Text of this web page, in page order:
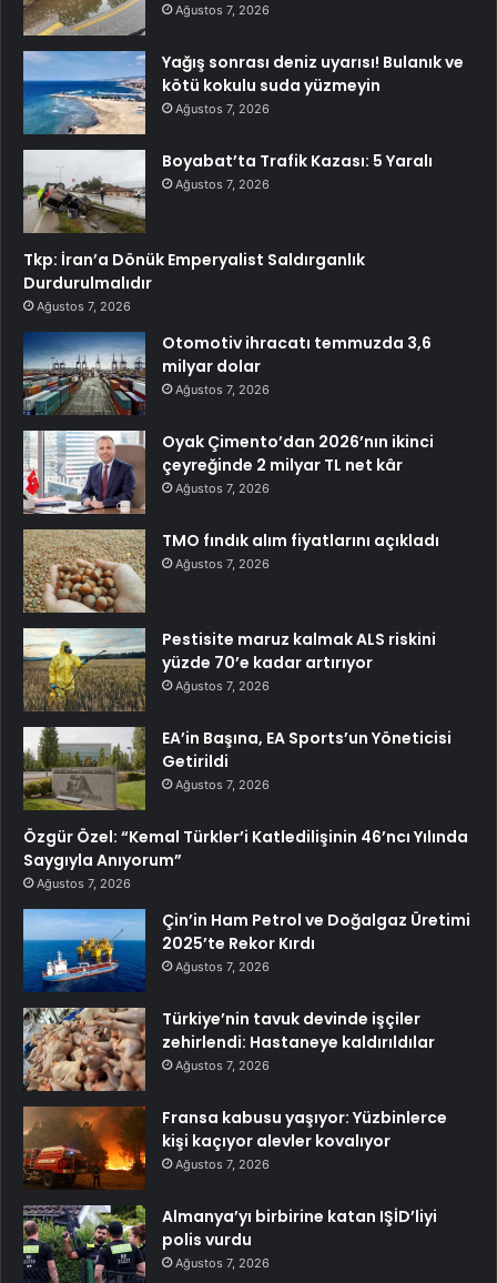
Ağustos 7, 2026
Yağış sonrası deniz uyarısı! Bulanık ve
kötü kokulu suda yüzmeyin
Ağustos 7, 2026
Boyabat’ta Trafik Kazası: 5 Yaralı
Ağustos 7, 2026
Tkp: İran’a Dönük Emperyalist Saldırganlık
Durdurulmalıdır
Ağustos 7, 2026
Otomotiv ihracatı temmuzda 3,6
milyar dolar
Ağustos 7, 2026
Oyak Çimento’dan 2026’nın ikinci
çeyreğinde 2 milyar TL net kâr
Ağustos 7, 2026
TMO fındık alım fiyatlarını açıkladı
Ağustos 7, 2026
Pestisite maruz kalmak ALS riskini
yüzde 70’e kadar artırıyor
Ağustos 7, 2026
EA’in Başına, EA Sports’un Yöneticisi
Getirildi
Ağustos 7, 2026
Özgür Özel: “Kemal Türkler’i Katledilişinin 46’ncı Yılında
Saygıyla Anıyorum”
Ağustos 7, 2026
Çin’in Ham Petrol ve Doğalgaz Üretimi
2025’te Rekor Kırdı
Ağustos 7, 2026
Türkiye’nin tavuk devinde işçiler
zehirlendi: Hastaneye kaldırıldılar
Ağustos 7, 2026
Fransa kabusu yaşıyor: Yüzbinlerce
kişi kaçıyor alevler kovalıyor
Ağustos 7, 2026
Almanya’yı birbirine katan IŞİD’liyi
polis vurdu
Ağustos 7, 2026